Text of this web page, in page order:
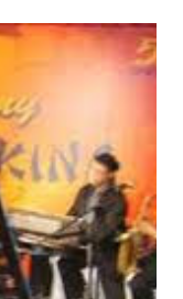
area tempat
ganti oli di sini. Yang
Kalau mengacu dari
lama hingga 2x
kurang lebih
performa mesin
Matic Viskosita...